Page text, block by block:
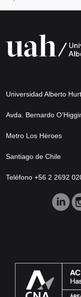
Universidad Alberto
Avda. Bernardo
Metro Los Héroes
Santiago de Chile
Teléfono +56 2 2692